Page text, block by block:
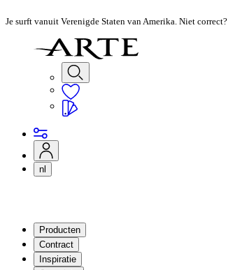
Je surft vanuit Verenigde Staten van Amerika. Niet correct?
nl
Producten
Contract
Inspiratie